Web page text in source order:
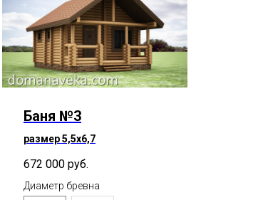
Баня №3
размер 5,5х6,7
672 000 руб.
Диаметр бревна